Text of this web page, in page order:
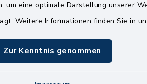
eine optimale Darstellung unserer
Weitere Informationen finden Sie in
Zur Kenntnis genommen